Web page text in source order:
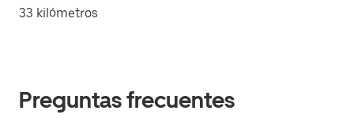
33 kilómetros
Preguntas frecuentes